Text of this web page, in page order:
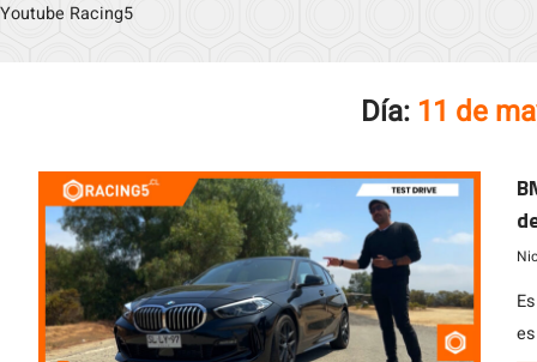
Youtube Racing5
Día: 11 de